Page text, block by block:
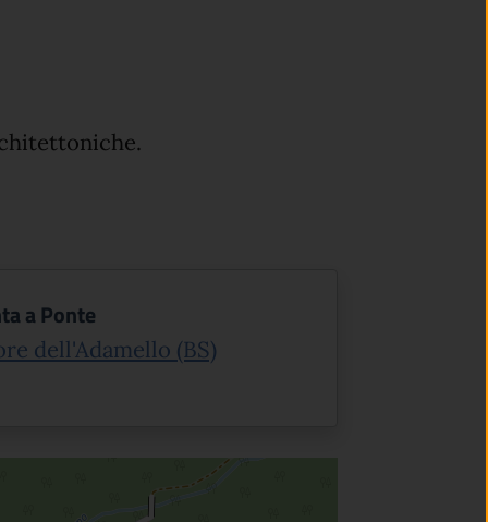
a Ponte
dell'Adamello (BS)(apre in un'altra scheda).